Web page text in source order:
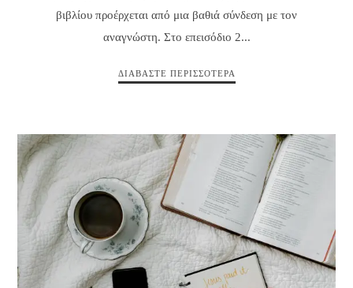
βιβλίου προέρχεται από μια βαθιά σύνδεση με τον
αναγνώστη. Στο επεισόδιο 2...
ΔΙΑΒΆΣΤΕ ΠΕΡΙΣΣΌΤΕΡΑ